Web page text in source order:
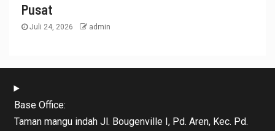
Pusat
Juli 24, 2026 admin
Base Office:
Taman mangu indah Jl. Bougenville I, Pd. Aren, Kec. Pd.